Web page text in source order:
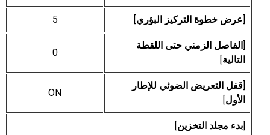
[عرض خطوة التركيز البؤري]
5
[الفاصل الزمني حتى اللقطة
التالية]
0
[قفل التعريض الضوئي للإطار
الأول]
ON
[بدء مجلد التخزين]